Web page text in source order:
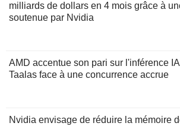
milliards de dollars en 4 mois grâce à
soutenue par Nvidia
AMD accentue son pari sur l'inférence
Taalas face à une concurrence accrue
Nvidia envisage de réduire la mémoire